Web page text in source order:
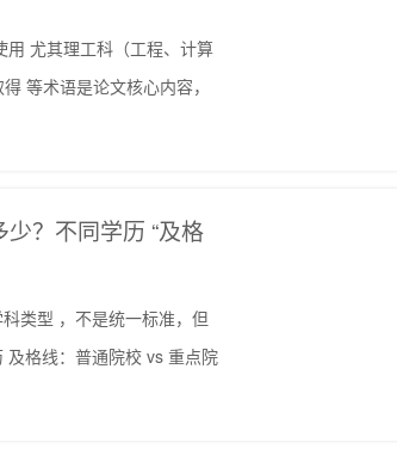
尤其理工科（工程、计算
等术语是论文核心内容，
？不同学历 “及格
类型 ，不是统一标准，但
格线：普通院校 vs 重点院